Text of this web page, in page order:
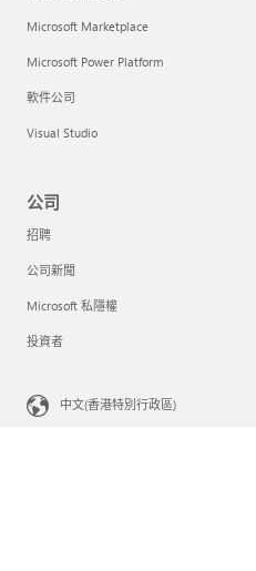
Microsoft Marketplace
Microsoft Power Platform
軟件公司
Visual Studio
公司
招聘
公司新聞
Microsoft 私隱權
投資者
中文(香港特別行政區)